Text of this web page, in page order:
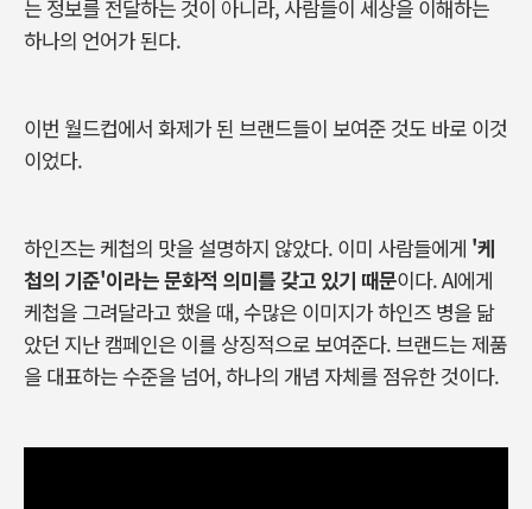
는 정보를 전달하는 것이 아니라, 사람들이 세상을 이해하는
하나의 언어가된다.
이번 월드컵에서 화제가된 브랜드들이 보여준 것도 바로 이것
이었다.
하인즈는 케첩의 맛을 설명하지 않았다. 이미 사람들에게 '케
첩의 기준'이라는문화적 의미를 갖고 있기 때문이다. AI에게
케첩을 그려달라고했을 때,수많은 이미지가하인즈 병을 닮
았던 지난 캠페인은 이를 상징적으로보여준다. 브랜드는제품
을 대표하는수준을 넘어,하나의 개념 자체를 점유한 것이다.